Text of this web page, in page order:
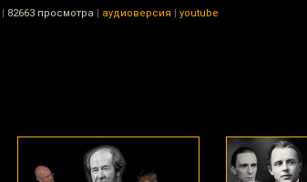
| 82663 просмотра | аудиоверсия | youtube